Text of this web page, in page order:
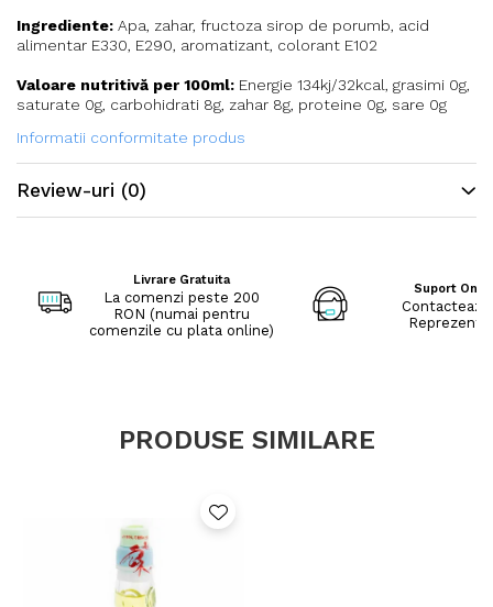
Ingrediente: Apa, zahar, fructoza sirop de porumb, acid
alimentar E330, E290, aromatizant, colorant E102
Valoare nutritivă per 100ml: Energie 134kj/32kcal, grasimi 0g,
saturate 0g, carbohidrati 8g, zahar 8g, proteine 0g, sare 0g
Informatii conformitate produs
Review-uri (0)
Livrare Gratuita
La comenzi peste 200
RON (numai pentru
comenzile cu plata online)
Suport
Contacteaza
PRODUSE SIMILARE